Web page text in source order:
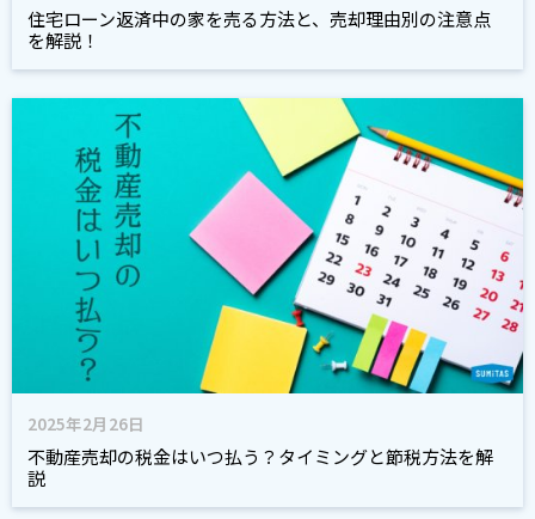
住宅ローン返済中の家を売る方法と、売却理由別の注意点
を解説！
2025年2月26日
不動産売却の税金はいつ払う？タイミングと節税方法を解
説